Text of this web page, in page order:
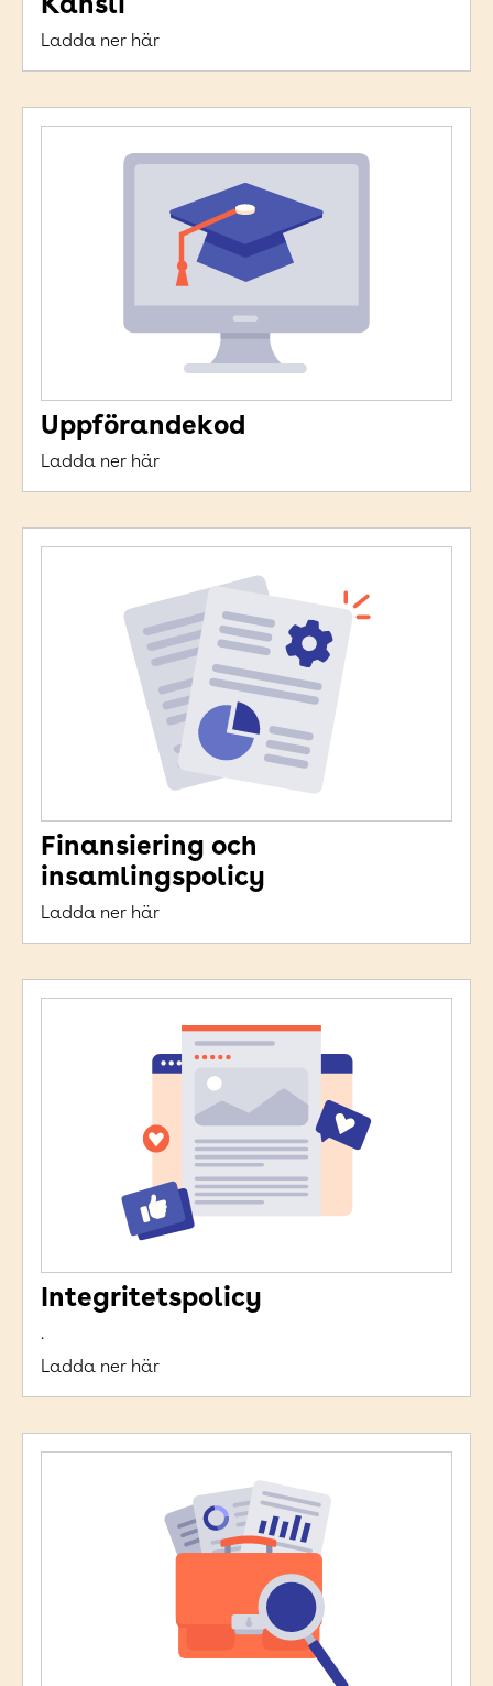
Ladda ner här
Uppförandekod
Ladda ner här
Finansiering och
insamlingspolicy
Ladda ner här
Integritetspolicy
.
Ladda ner här